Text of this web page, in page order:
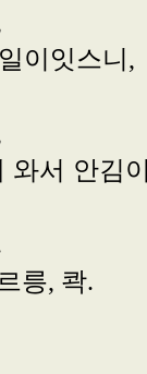
다미
하난 일
年輩
에 와서
맛텨
, 튜르